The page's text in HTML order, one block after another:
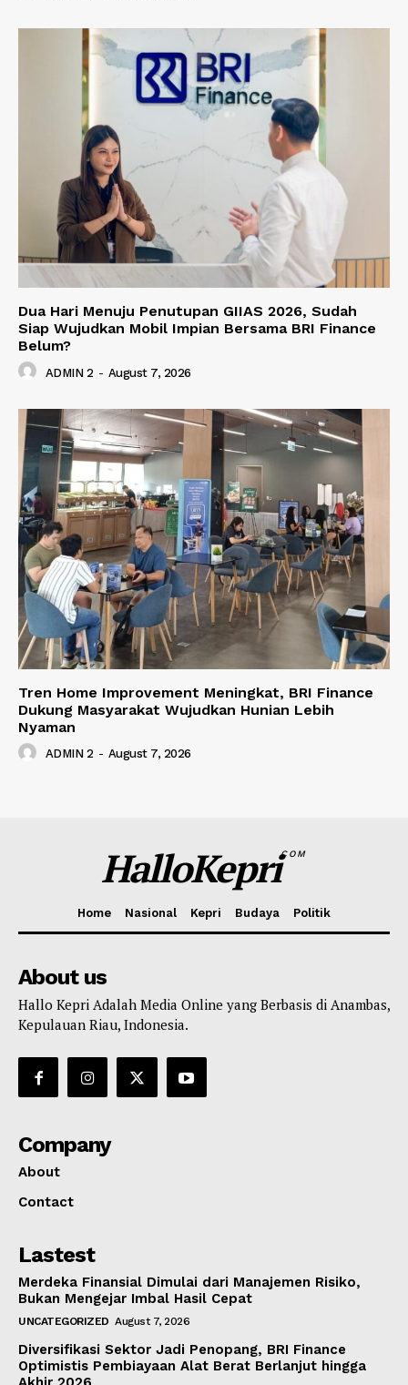
Dua Hari Menuju Penutupan GIIAS 2026, Sudah
Siap Wujudkan Mobil Impian Bersama BRI Finance
Belum?
ADMIN 2 - August 7, 2026
Tren Home Improvement Meningkat, BRI Finance
Dukung Masyarakat Wujudkan Hunian Lebih
Nyaman
ADMIN 2 - August 7, 2026
HalloKepriCOM
Home Nasional Kepri Budaya Politik
About us
Hallo Kepri Adalah Media Online yang Berbasis di Anambas,
Kepulauan Riau, Indonesia.
Company
About
Contact
Lastest
Merdeka Finansial Dimulai dari Manajemen Risiko,
Bukan Mengejar Imbal Hasil Cepat
UNCATEGORIZED August 7, 2026
Diversifikasi Sektor Jadi Penopang, BRI Finance
Optimistis Pembiayaan Alat Berat Berlanjut hingga